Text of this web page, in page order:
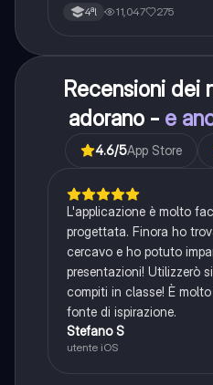
4ªl 11,047 275
Recensioni dei
adorano - e
4.6/5App Store
L'applicazione è molto
progettata. Finora ho
cercavo e ho potuto
presentazioni! Utilizzerò
compiti in classe! È
fonte di ispirazione.
Stefano S
utente iOS